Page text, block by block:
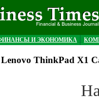
И ЭКОНОМИКА
Lenovo ThinkPad X1